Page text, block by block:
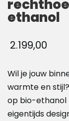
ethanol
2.199,00
Wil je jouw
warmte en
op bio-ethanol
eigentijds